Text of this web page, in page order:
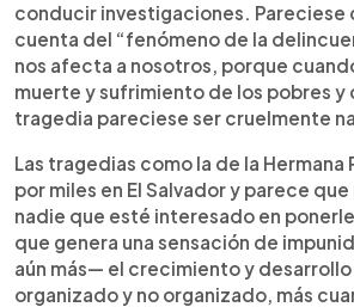
conducir investigaciones. Pareciese
cuenta del “fenómeno de la
nos afecta a nosotros, porque
muerte y sufrimiento de los pobres y
tragedia pareciese ser cruelmente
Las tragedias como la de la Hermana
por miles en El Salvador y parece que
nadie que esté interesado en
que genera una sensación de
aún más— el crecimiento y
organizado y no organizado, más